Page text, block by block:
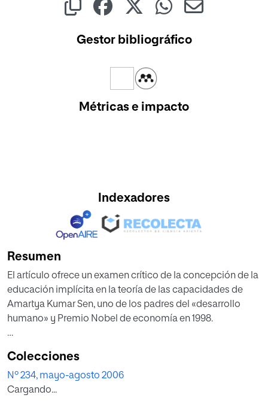
Gestor bibliográfico
Métricas e impacto
Indexadores
Resumen
El artículo ofrece un examen crítico de la concepción de la
educación implícita en la teoría de las capacidades de
Amartya Kumar Sen, uno de los padres del «desarrollo
humano» y Premio Nobel de economía en 1998.
desarrollo humano y del capital humano, se investigan las
aplicaciones educativas de las capacidades más allá del
desarrollo socio-económico, concretamente en la
Colecciones
Nº 234, mayo-agosto 2006
Cargando...